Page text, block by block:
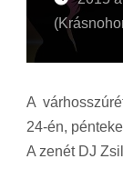
A
24-én,
A zenét DJ